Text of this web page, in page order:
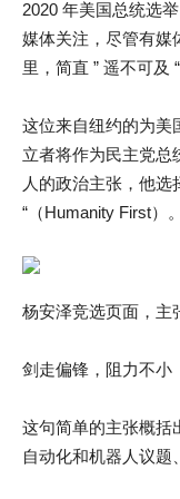
2020 年美国总统选
媒体关注，尽管有媒
里，简直 ” 遥不可及 “
这位来自纽约的为美
立者将作为民主党总
人的政治主张，他选
“（Humanity First）。
杨安泽竞选页面，主
剑走偏锋，阻力不小
这句简单的主张概括
自动化和机器人议题